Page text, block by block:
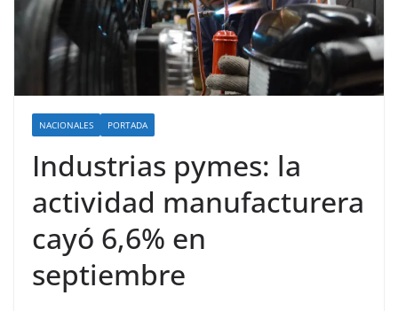
NACIONALES PORTADA
Industrias pymes: la
actividad manufacturera
cayó 6,6% en
septiembre